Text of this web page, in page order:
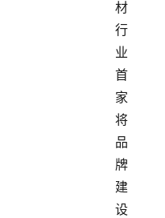
材
行
业
首
家
将
品
牌
建
设